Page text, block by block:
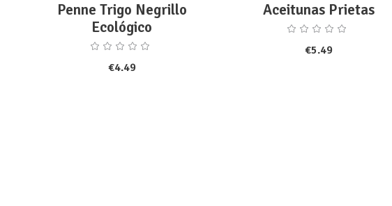
Penne Trigo Negrillo
Ecológico
€4.49
Aceitunas Prietas
€5.49